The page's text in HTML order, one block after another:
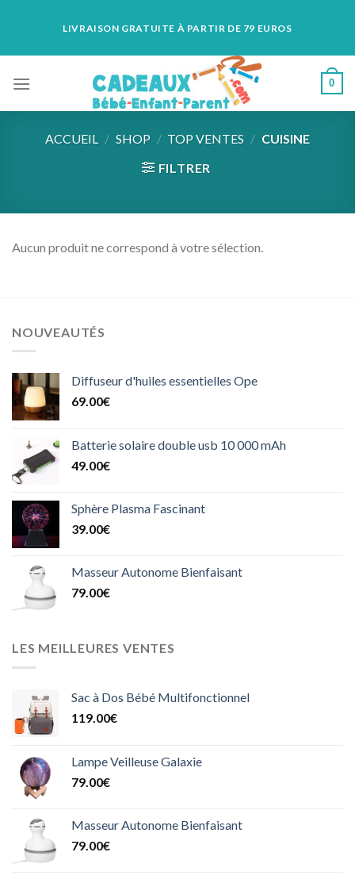
LIVRAISON GRATUITE À PARTIR DE 79 EUROS
0
ACCUEIL / SHOP / TOP VENTES / CUISINE
FILTRER
Aucun produit ne correspond à votre sélection.
NOUVEAUTÉS
Diffuseur d'huiles essentielles Ope
69.00€
Batterie solaire double usb 10 000 mAh
49.00€
Sphère Plasma Fascinant
39.00€
Masseur Autonome Bienfaisant
79.00€
LES MEILLEURES VENTES
Sac à Dos Bébé Multifonctionnel
119.00€
Lampe Veilleuse Galaxie
79.00€
Masseur Autonome Bienfaisant
79.00€